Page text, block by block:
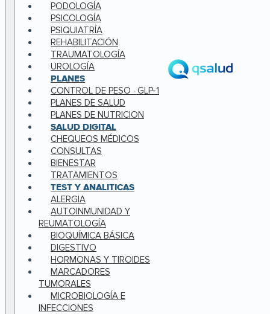
PODOLOGÍA
PSICOLOGÍA
PSIQUIATRÍA
REHABILITACIÓN
TRAUMATOLOGÍA
UROLOGÍA
PLANES
CONTROL DE PESO · GLP-1
PLANES DE SALUD
PLANES DE NUTRICION
SALUD DIGITAL
CHEQUEOS MÉDICOS
CONSULTAS
BIENESTAR
TRATAMIENTOS
TEST Y ANALITICAS
ALERGIA
AUTOINMUNIDAD Y
REUMATOLOGÍA
BIOQUÍMICA BÁSICA
DIGESTIVO
HORMONAS Y TIROIDES
MARCADORES
TUMORALES
MICROBIOLOGÍA E
INFECCIONES